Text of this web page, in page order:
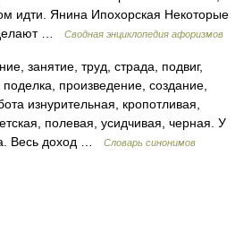
идти. Янина Ипохорская Некоторые
…
Сводная энциклопедия афоризмов
занятие, труд, страда, подвиг,
произведение, создание,
изнурительная, кропотливая,
полевая, усидчивая, черная. У
Весь доход …
Словарь синонимов